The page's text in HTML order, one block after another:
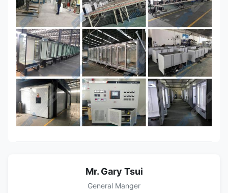
Mr. Gary Tsui
General Manger